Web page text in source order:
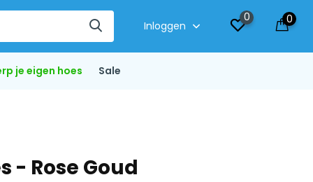
Inloggen
0 0
je eigen hoes Sale
- Rose Goud